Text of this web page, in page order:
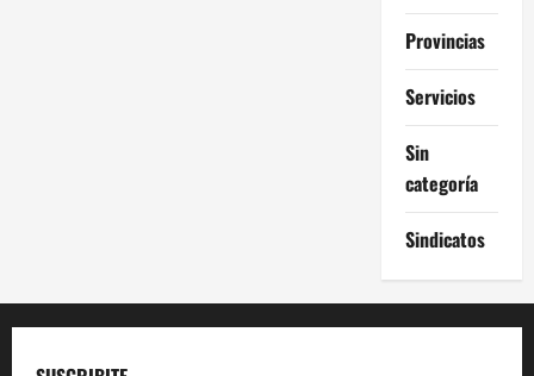
Provincias
Servicios
Sin
categoría
Sindicatos